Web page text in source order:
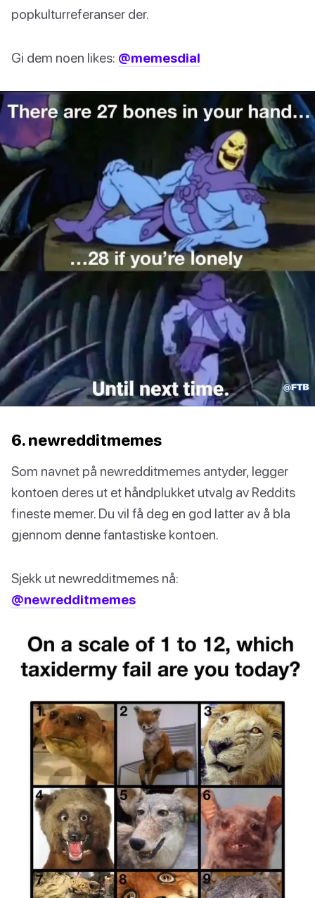
popkulturreferanser der.
Gi dem noen likes: @memesdial
6. newredditmemes
Som navnet på newredditmemes antyder, legger
kontoen deres ut et håndplukket utvalg av Reddits
fineste memer. Du vil få deg en god latter av å bla
gjennom denne fantastiske kontoen.
Sjekk ut newredditmemes nå:
@newredditmemes